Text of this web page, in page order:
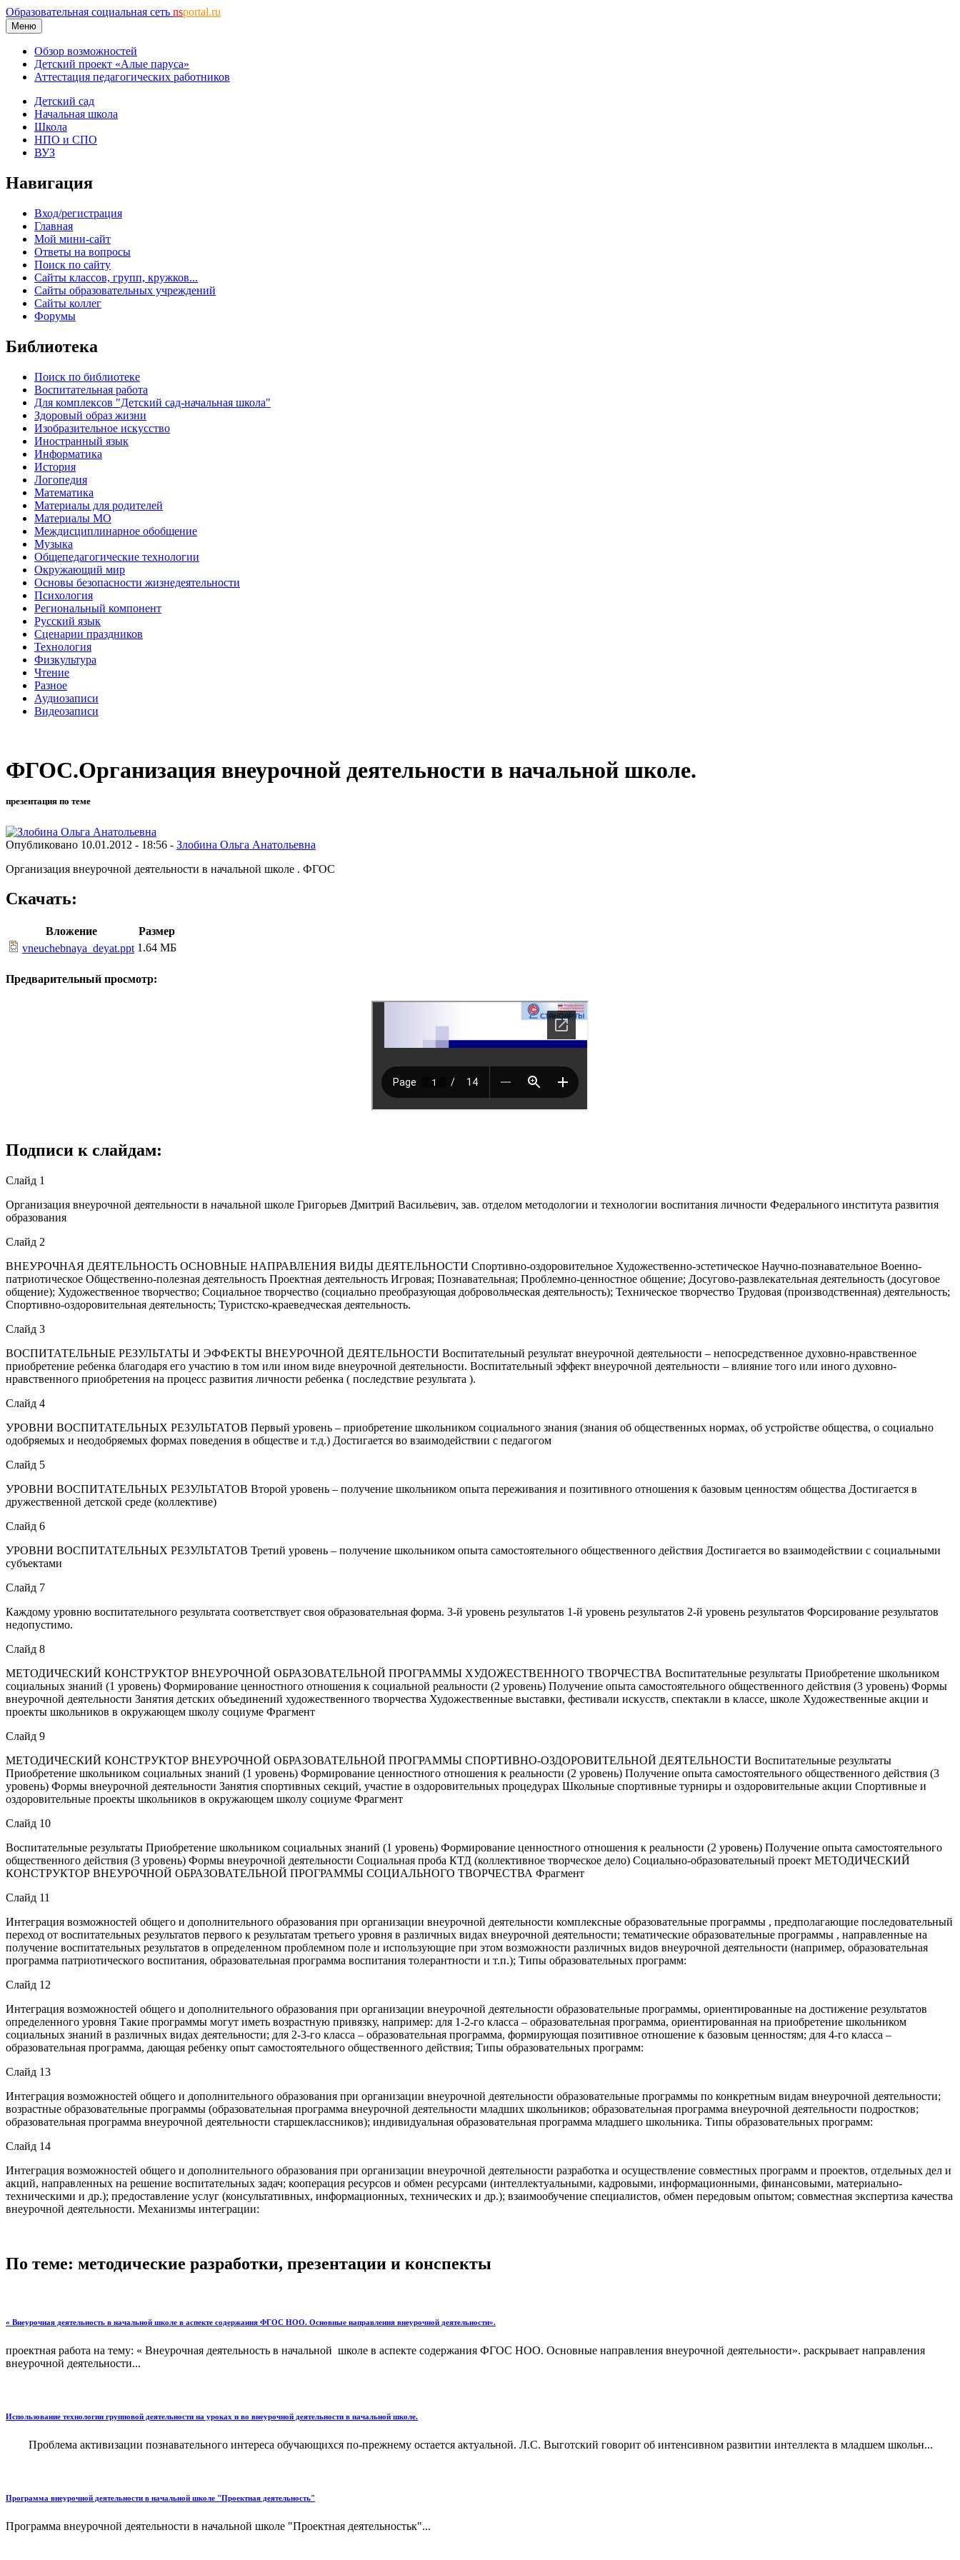
Образовательная социальная сеть nsportal.ru
Меню
Обзор возможностей
Детский проект «Алые паруса»
Аттестация педагогических работников
Детский сад
Начальная школа
Школа
НПО и СПО
ВУЗ
Навигация
Вход/регистрация
Главная
Мой мини-сайт
Ответы на вопросы
Поиск по сайту
Сайты классов, групп, кружков...
Сайты образовательных учреждений
Сайты коллег
Форумы
Библиотека
Поиск по библиотеке
Воспитательная работа
Для комплексов "Детский сад-начальная школа"
Здоровый образ жизни
Изобразительное искусство
Иностранный язык
Информатика
История
Логопедия
Математика
Материалы для родителей
Материалы МО
Междисциплинарное обобщение
Музыка
Общепедагогические технологии
Окружающий мир
Основы безопасности жизнедеятельности
Психология
Региональный компонент
Русский язык
Сценарии праздников
Технология
Физкультура
Чтение
Разное
Аудиозаписи
Видеозаписи
ФГОС.Организация внеурочной деятельности в начальной школе.
презентация по теме
Опубликовано 10.01.2012 - 18:56 - Злобина Ольга Анатольевна
Организация внеурочной деятельности в начальной школе . ФГОС
Скачать:
Вложение
Размер
vneuchebnaya_deyat.ppt 1.64 МБ
Предварительный просмотр:
Подписи к слайдам:
Слайд 1
Организация внеурочной деятельности в начальной школе Григорьев Дмитрий Васильевич, зав. отделом методологии и технологии воспитания личности Федерального института развития
образования
Слайд 2
ВНЕУРОЧНАЯ ДЕЯТЕЛЬНОСТЬ ОСНОВНЫЕ НАПРАВЛЕНИЯ ВИДЫ ДЕЯТЕЛЬНОСТИ Спортивно-оздоровительное Художественно-эстетическое Научно-познавательное Военно-
патриотическое Общественно-полезная деятельность Проектная деятельность Игровая; Познавательная; Проблемно-ценностное общение; Досугово-развлекательная деятельность (досуговое
общение); Художественное творчество; Социальное творчество (социально преобразующая добровольческая деятельность); Техническое творчество Трудовая (производственная) деятельность;
Спортивно-оздоровительная деятельность; Туристско-краеведческая деятельность.
Слайд 3
ВОСПИТАТЕЛЬНЫЕ РЕЗУЛЬТАТЫ И ЭФФЕКТЫ ВНЕУРОЧНОЙ ДЕЯТЕЛЬНОСТИ Воспитательный результат внеурочной деятельности – непосредственное духовно-нравственное
приобретение ребенка благодаря его участию в том или ином виде внеурочной деятельности. Воспитательный эффект внеурочной деятельности – влияние того или иного духовно-
нравственного приобретения на процесс развития личности ребенка ( последствие результата ).
Слайд 4
УРОВНИ ВОСПИТАТЕЛЬНЫХ РЕЗУЛЬТАТОВ Первый уровень – приобретение школьником социального знания (знания об общественных нормах, об устройстве общества, о социально
одобряемых и неодобряемых формах поведения в обществе и т.д.) Достигается во взаимодействии с педагогом
Слайд 5
УРОВНИ ВОСПИТАТЕЛЬНЫХ РЕЗУЛЬТАТОВ Второй уровень – получение школьником опыта переживания и позитивного отношения к базовым ценностям общества Достигается в
дружественной детской среде (коллективе)
Слайд 6
УРОВНИ ВОСПИТАТЕЛЬНЫХ РЕЗУЛЬТАТОВ Третий уровень – получение школьником опыта самостоятельного общественного действия Достигается во взаимодействии с социальными
субъектами
Слайд 7
Каждому уровню воспитательного результата соответствует своя образовательная форма. 3-й уровень результатов 1-й уровень результатов 2-й уровень результатов Форсирование результатов
недопустимо.
Слайд 8
МЕТОДИЧЕСКИЙ КОНСТРУКТОР ВНЕУРОЧНОЙ ОБРАЗОВАТЕЛЬНОЙ ПРОГРАММЫ ХУДОЖЕСТВЕННОГО ТВОРЧЕСТВА Воспитательные результаты Приобретение школьником
социальных знаний (1 уровень) Формирование ценностного отношения к социальной реальности (2 уровень) Получение опыта самостоятельного общественного действия (3 уровень) Формы
внеурочной деятельности Занятия детских объединений художественного творчества Художественные выставки, фестивали искусств, спектакли в классе, школе Художественные акции и
проекты школьников в окружающем школу социуме Фрагмент
Слайд 9
МЕТОДИЧЕСКИЙ КОНСТРУКТОР ВНЕУРОЧНОЙ ОБРАЗОВАТЕЛЬНОЙ ПРОГРАММЫ СПОРТИВНО-ОЗДОРОВИТЕЛЬНОЙ ДЕЯТЕЛЬНОСТИ Воспитательные результаты
Приобретение школьником социальных знаний (1 уровень) Формирование ценностного отношения к реальности (2 уровень) Получение опыта самостоятельного общественного действия (3
уровень) Формы внеурочной деятельности Занятия спортивных секций, участие в оздоровительных процедурах Школьные спортивные турниры и оздоровительные акции Спортивные и
оздоровительные проекты школьников в окружающем школу социуме Фрагмент
Слайд 10
Воспитательные результаты Приобретение школьником социальных знаний (1 уровень) Формирование ценностного отношения к реальности (2 уровень) Получение опыта самостоятельного
общественного действия (3 уровень) Формы внеурочной деятельности Социальная проба КТД (коллективное творческое дело) Социально-образовательный проект МЕТОДИЧЕСКИЙ
КОНСТРУКТОР ВНЕУРОЧНОЙ ОБРАЗОВАТЕЛЬНОЙ ПРОГРАММЫ СОЦИАЛЬНОГО ТВОРЧЕСТВА Фрагмент
Слайд 11
Интеграция возможностей общего и дополнительного образования при организации внеурочной деятельности комплексные образовательные программы , предполагающие последовательный
переход от воспитательных результатов первого к результатам третьего уровня в различных видах внеурочной деятельности; тематические образовательные программы , направленные на
получение воспитательных результатов в определенном проблемном поле и использующие при этом возможности различных видов внеурочной деятельности (например, образовательная
программа патриотического воспитания, образовательная программа воспитания толерантности и т.п.); Типы образовательных программ:
Слайд 12
Интеграция возможностей общего и дополнительного образования при организации внеурочной деятельности образовательные программы, ориентированные на достижение результатов
определенного уровня Такие программы могут иметь возрастную привязку, например: для 1-2-го класса – образовательная программа, ориентированная на приобретение школьником
социальных знаний в различных видах деятельности; для 2-3-го класса – образовательная программа, формирующая позитивное отношение к базовым ценностям; для 4-го класса –
образовательная программа, дающая ребенку опыт самостоятельного общественного действия; Типы образовательных программ:
Слайд 13
Интеграция возможностей общего и дополнительного образования при организации внеурочной деятельности образовательные программы по конкретным видам внеурочной деятельности;
возрастные образовательные программы (образовательная программа внеурочной деятельности младших школьников; образовательная программа внеурочной деятельности подростков;
образовательная программа внеурочной деятельности старшеклассников); индивидуальная образовательная программа младшего школьника. Типы образовательных программ:
Слайд 14
Интеграция возможностей общего и дополнительного образования при организации внеурочной деятельности разработка и осуществление совместных программ и проектов, отдельных дел и
акций, направленных на решение воспитательных задач; кооперация ресурсов и обмен ресурсами (интеллектуальными, кадровыми, информационными, финансовыми, материально-
техническими и др.); предоставление услуг (консультативных, информационных, технических и др.); взаимообучение специалистов, обмен передовым опытом; совместная экспертиза качества
внеурочной деятельности. Механизмы интеграции:
По теме: методические разработки, презентации и конспекты
« Внеурочная деятельность в начальной школе в аспекте содержания ФГОС НОО. Основные направления внеурочной деятельности».
проектная работа на тему: « Внеурочная деятельность в начальной школе в аспекте содержания ФГОС НОО. Основные направления внеурочной деятельности». раскрывает направления
внеурочной деятельности...
Использование технологии групповой деятельности на уроках и во внеурочной деятельности в начальной школе.
Проблема активизации познавательного интереса обучающихся по-прежнему остается актуальной. Л.С. Выготский говорит об интенсивном развитии интеллекта в младшем школьн...
Программа внеурочной деятельности в начальной школе "Проектная деятельность"
Программа внеурочной деятельности в начальной школе "Проектная деятельностьк"...